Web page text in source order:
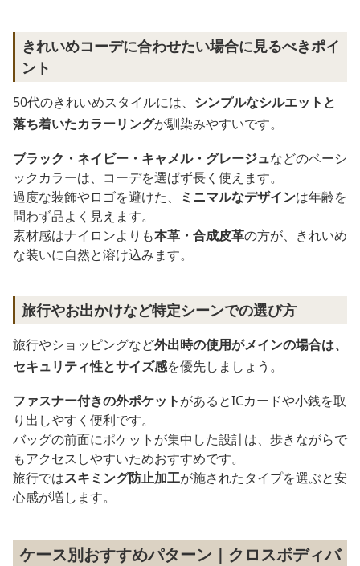
きれいめコーデに合わせたい場合に見るべきポイ
ント
50代のきれいめスタイルには、 シンプルなシルエットと
落ち着いたカラーリングが馴染みやすいです。
ブラック・ネイビー・キャメル・グレージュなどのベーシ
ックカラーは、コーデを選ばず長く使えます。
過度な装飾やロゴを避けた、
ミニマルなデザインは年齢を
問わず品よく見えます。
素材感はナイロンよりも本革・合成皮革の方が、きれいめ
な装いに自然と溶け込みます。
旅行やお出かけなど特定シーンでの選び方
旅行やショッピングなど外出時の使用がメインの場合は、
セキュリティ性とサイズ感を優先しましょう。
ファスナー付きの外ポケットがあるとICカードや小銭を取
り出しやすく便利です。
バッグの前面にポケットが集中した設計は、歩きながらで
もアクセスしやすいためおすすめです。
旅行ではスキミング防止加工が施されたタイプを選ぶと安
心感が増します。
ケース別おすすめパターン｜クロスボディバ